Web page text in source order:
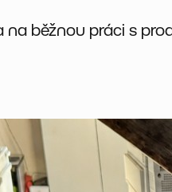
na běžnou práci s